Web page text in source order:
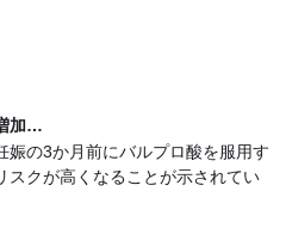
加…
娠の3か月前にバルプロ酸を服用す
スクが高くなることが示されてい